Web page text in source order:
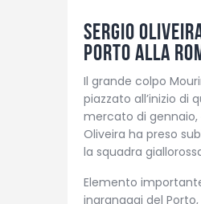
Sergio
Porto alla
Il grande colpo
piazzato all’inizio di
mercato di gennaio,
Oliveira ha preso
la squadra
Elemento
ingranaggi del